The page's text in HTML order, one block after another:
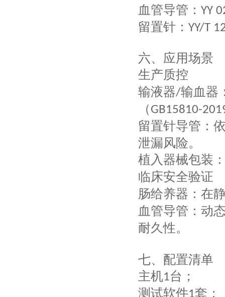
血管导管： YY
留置针： YY/T
六、 应用场景
生产质控
输液器/输血器
（ GB15810-
留置针导管 ：
泄漏风险。
植入器械包装
临床安全验证
肠给养器 ：在
血管导管 ：动
耐久性。
七、 配置清单
主机1台；
测试软件1套；